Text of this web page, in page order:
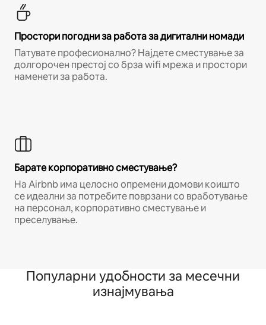
Простори погодни за работа за дигитални номади
Патувате професионално? Најдете сместување за
долгорочен престој со брза wifi мрежа и простори
наменети за работа.
Барате корпоративно сместување?
На Airbnb има целосно опремени домови коишто
се идеални за потребите поврзани со вработување
на персонал, корпоративно сместување и
преселување.
Популарни удобности за месечни
изнајмувања